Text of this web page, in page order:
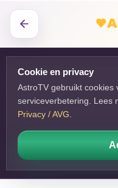
Cookie en privacy
AstroTV gebruikt cookies
serviceverbetering. Lees
Privacy / AVG